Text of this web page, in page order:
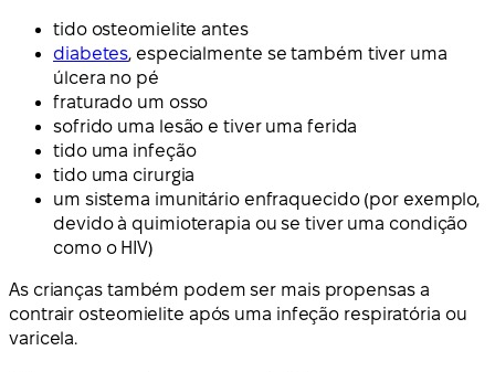
tido osteomielite antes
diabetes, especialmente se também tiver uma
úlcera no pé
fraturado um osso
sofrido uma lesão e tiver uma ferida
tido uma infeção
tido uma cirurgia
um sistema imunitário enfraquecido (por exemplo,
devido à quimioterapia ou se tiver uma condição
como o HIV)
As crianças também podem ser mais propensas a
contrair osteomielite após uma infeção respiratória ou
varicela.